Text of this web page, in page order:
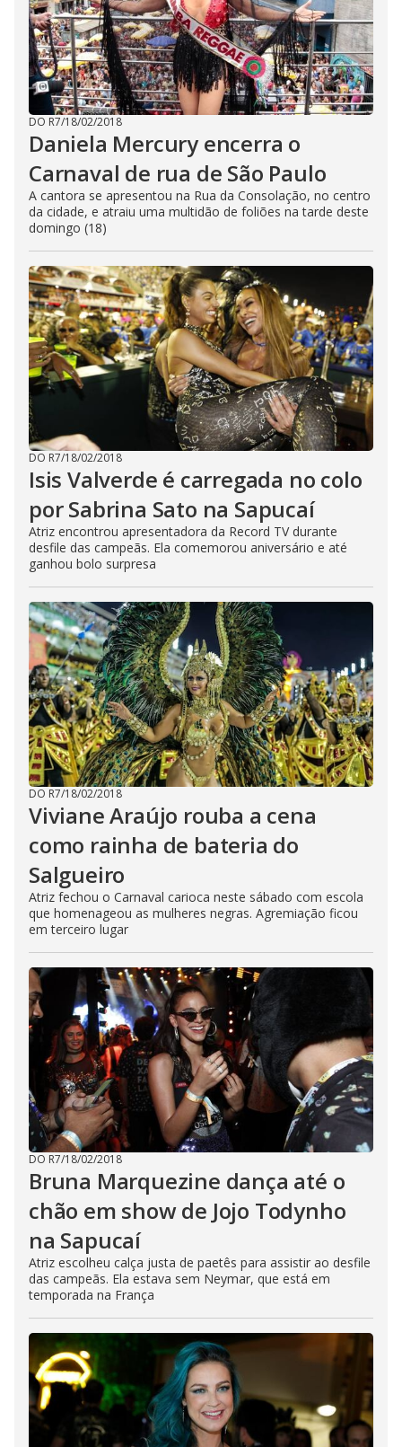
DO R7/18/02/2018
Daniela Mercury encerra o
Carnaval de rua de São Paulo
A cantora se apresentou na Rua da Consolação, no centro
da cidade, e atraiu uma multidão de foliões na tarde deste
domingo (18)
DO R7/18/02/2018
Isis Valverde é carregada no colo
por Sabrina Sato na Sapucaí
Atriz encontrou apresentadora da Record TV durante
desfile das campeãs. Ela comemorou aniversário e até
ganhou bolo surpresa
DO R7/18/02/2018
Viviane Araújo rouba a cena
como rainha de bateria do
Salgueiro
Atriz fechou o Carnaval carioca neste sábado com escola
que homenageou as mulheres negras. Agremiação ficou
em terceiro lugar
DO R7/18/02/2018
Bruna Marquezine dança até o
chão em show de Jojo Todynho
na Sapucaí
Atriz escolheu calça justa de paetês para assistir ao desfile
das campeãs. Ela estava sem Neymar, que está em
temporada na França